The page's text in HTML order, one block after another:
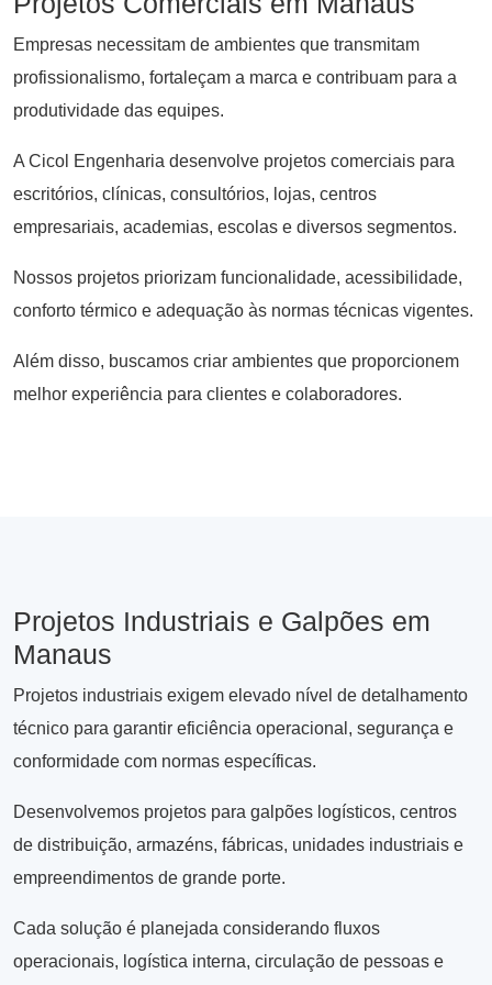
Empresas necessitam de ambientes que transmitam
profissionalismo, fortaleçam a marca e contribuam para a
produtividade das equipes.
A Cicol Engenharia desenvolve projetos comerciais para
escritórios, clínicas, consultórios, lojas, centros
empresariais, academias, escolas e diversos segmentos.
Nossos projetos priorizam funcionalidade, acessibilidade,
conforto térmico e adequação às normas técnicas vigentes.
Além disso, buscamos criar ambientes que proporcionem
melhor experiência para clientes e colaboradores.
Projetos Industriais e Galpões em
Manaus
Projetos industriais exigem elevado nível de detalhamento
técnico para garantir eficiência operacional, segurança e
conformidade com normas específicas.
Desenvolvemos projetos para galpões logísticos, centros
de distribuição, armazéns, fábricas, unidades industriais e
empreendimentos de grande porte.
Cada solução é planejada considerando fluxos
operacionais, logística interna, circulação de pessoas e